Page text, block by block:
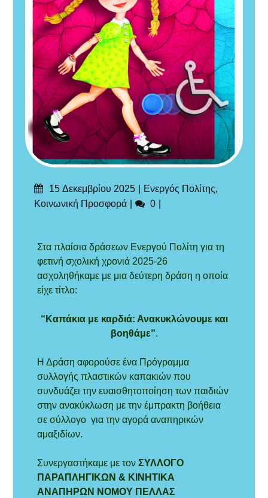
Δημοσιεύτηκε
στις
15 Δεκεμβρίου 2025 Categories
Ενεργός Πολίτης,
Κοινωνική Προσφορά
Σχόλια
0
Στα πλαίσια δράσεων Ενεργού Πολίτη για τη
φετινή σχολική χρονιά 2025-26
ασχοληθήκαμε με μια δεύτερη δράση η οποία
είχε τίτλο:
“Καπάκια με καρδιά: Ανακυκλώνουμε και
βοηθάμε”.
Η Δράση αφορούσε ένα Πρόγραμμα
συλλογής πλαστικών καπακιών που
συνδυάζει την ευαισθητοποίηση των παιδιών
στην ανακύκλωση με την έμπρακτη βοήθεια
σε σύλλογο για την αγορά αναπηρικών
αμαξιδίων.
Συνεργαστήκαμε με τονΣΥΛΛΟΓΟ
ΠΑΡΑΠΛΗΓΙΚΩΝ & ΚΙΝΗΤΙΚΑ
ΑΝΑΠΗΡΩΝ ΝΟΜΟΥ ΠΕΛΛΑΣ